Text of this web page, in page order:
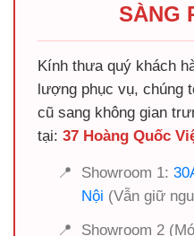
SÀNG
Kính thưa quý khách
lượng phục vụ, chúng
cũ sang không gian
tại: 37 Hoàng Quốc
📍 Showroom 1:
Nội (Vẫn giữ
📍
Showroom 2